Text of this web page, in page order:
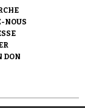
NOUS
DON